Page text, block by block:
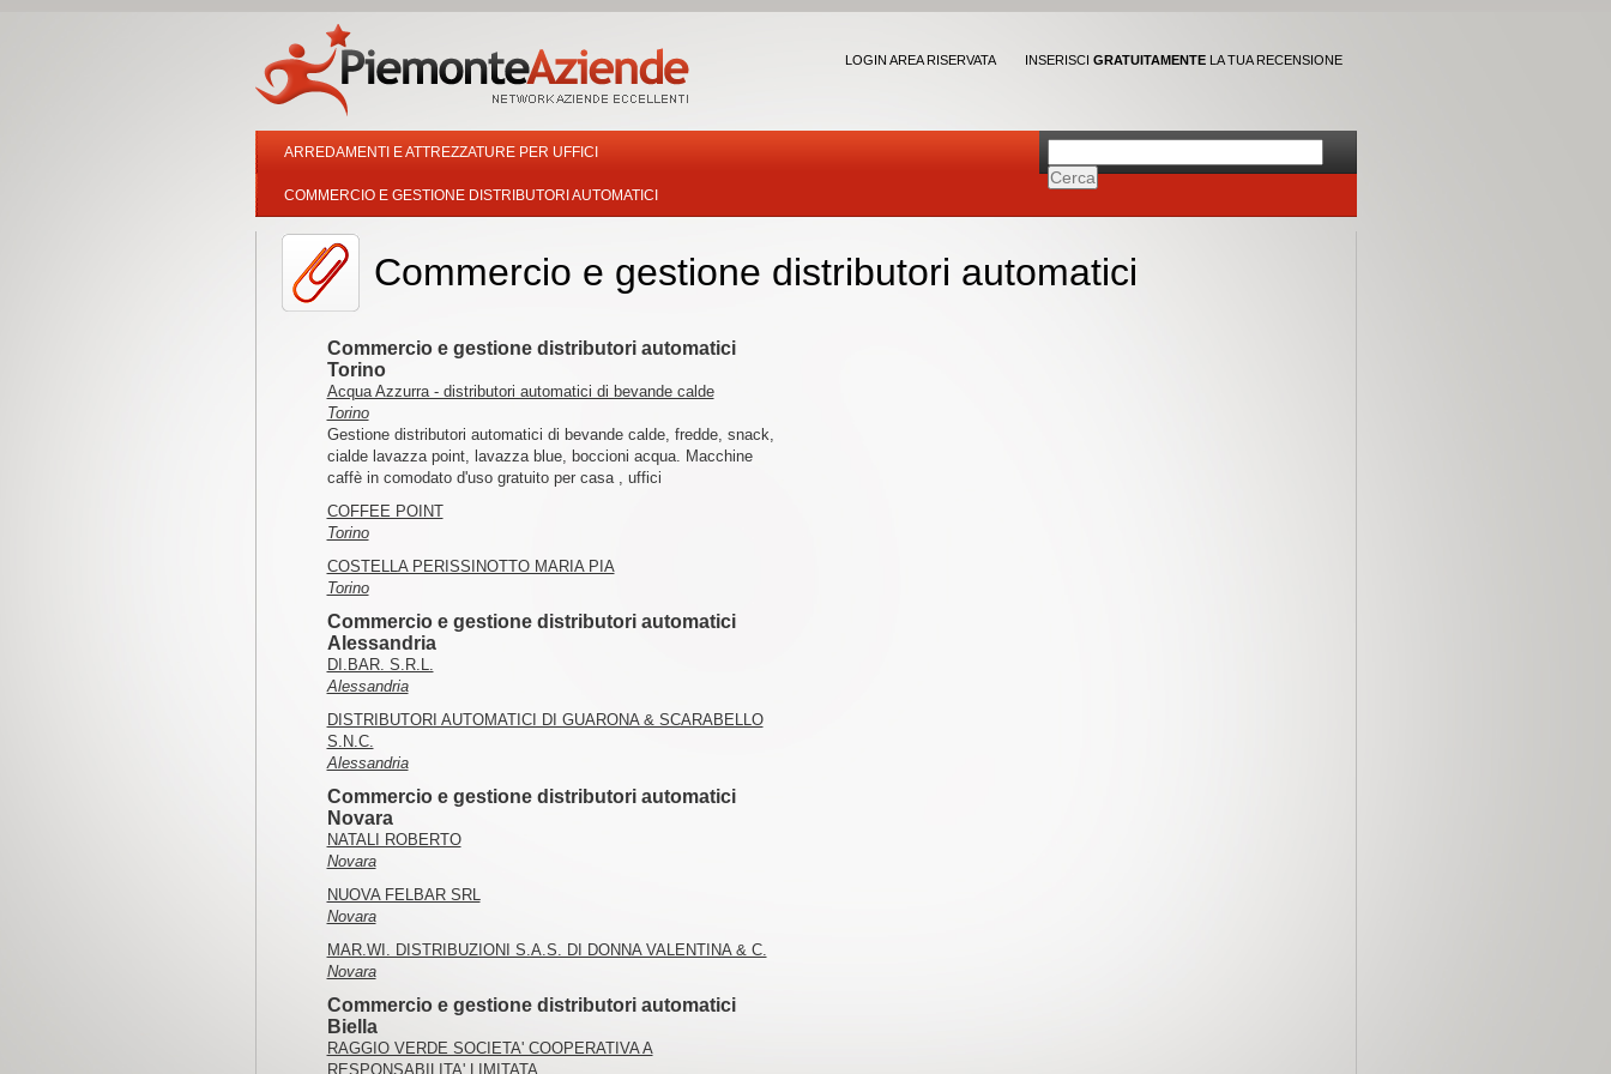
LOGIN AREA RISERVATA INSERISCI GRATUITAMENTELA TUA RECENSIONE
ARREDAMENTI E ATTREZZATURE PER UFFICI
COMMERCIO E GESTIONE DISTRIBUTORI AUTOMATICI
Commercio e gestione distributori automatici
Commercio e gestione distributori automatici
Torino
Acqua Azzurra - distributori automatici di bevande calde
Torino
Gestione distributori automatici di bevande calde, fredde, snack,
cialde lavazza point, lavazza blue, boccioni acqua. Macchine
caffè in comodato d'uso gratuito per casa , uffici
COFFEE POINT
Torino
COSTELLA PERISSINOTTO MARIA PIA
Torino
Commercio e gestione distributori automatici
Alessandria
DI.BAR. S.R.L.
Alessandria
DISTRIBUTORI AUTOMATICI DI GUARONA & SCARABELLO
S.N.C.
Alessandria
Commercio e gestione distributori automatici
Novara
NATALI ROBERTO
Novara
NUOVA FELBAR SRL
Novara
MAR.WI. DISTRIBUZIONI S.A.S. DI DONNA VALENTINA & C.
Novara
Commercio e gestione distributori automatici
Biella
RAGGIO VERDE SOCIETA' COOPERATIVA A
RESPONSABILITA' LIMITATA